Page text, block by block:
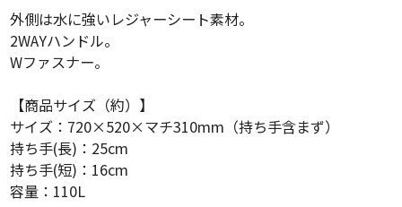
外側は水に強いレジャーシート素材。
2WAYハンドル。
Wファスナー。
【商品サイズ（約）】
サイズ：720×520×マチ310mm（持ち手含まず）
持ち手(長)：25cm
持ち手(短)：16cm
容量：110L